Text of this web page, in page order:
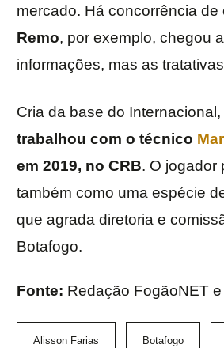
mercado. Há concorrência de
Remo, por exemplo, chegou
informações, mas as
Cria da base do Internacional,
trabalhou com o técnico
em 2019, no CRB. O jogador
também como uma espécie
que agrada diretoria e
Botafogo.
Fonte: Redação FogãoNET
Alisson Farias Botafogo